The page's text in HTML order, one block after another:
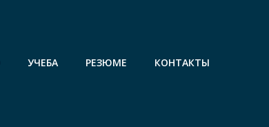
УЧЕБА РЕЗЮМЕ КОНТАКТЫ